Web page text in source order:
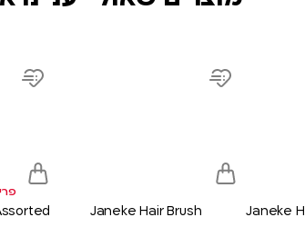
Add
Add
Janeke Hair Brush
Janeke